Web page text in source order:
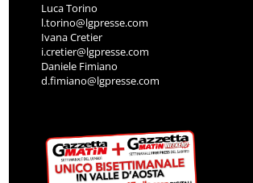
Luca Torino
l.torino@lgpresse.com
Ivana Cretier
i.cretier@lgpresse.com
Daniele Fimiano
d.fimiano@lgpresse.com